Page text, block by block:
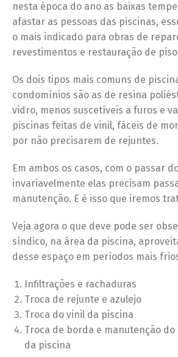
nesta época do ano as baixas
afastar as pessoas das piscinas,
o mais indicado para obras de
revestimentos e restauração de
Os dois tipos mais comuns de
condomínios são as de resina
vidro, menos suscetíveis a furos e
piscinas feitas de vinil, fáceis de
por não precisarem de rejuntes.
Em ambos os casos, com o passar
invariavelmente elas precisam
manutenção. E é isso que iremos
Veja agora o que deve pode ser
síndico, na área da piscina,
desse espaço em períodos mais
Infiltrações e rachaduras
Troca de rejunte e azulejo
Troca do vinil da piscina
Troca de borda e manutenção
da piscina